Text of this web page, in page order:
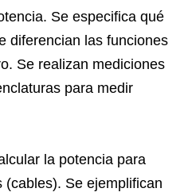
Se especifica qué
diferencian las funciones
Se realizan mediciones
para medir
la potencia para
(cables). Se ejemplifican